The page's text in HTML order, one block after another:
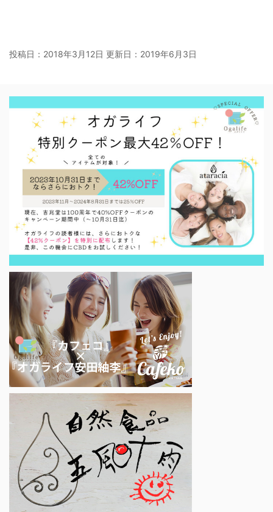
投稿日：2018年3月12日 更新日： 2019年6月3日